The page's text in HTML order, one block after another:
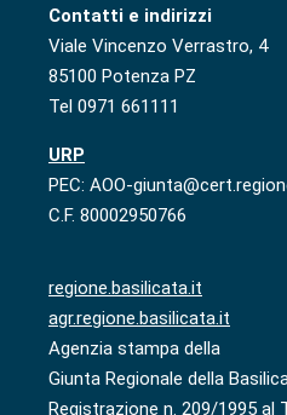
Contatti e indirizzi
Viale Vincenzo Verrastro, 4
85100 Potenza PZ
Tel 0971 661111
URP
PEC: AOO-
C.F. 80002950766
regione.basilicata.it
agr.regione.basilicata.it
Agenzia stampa della
Giunta Regionale della
Registrazione n. 209/1995 al